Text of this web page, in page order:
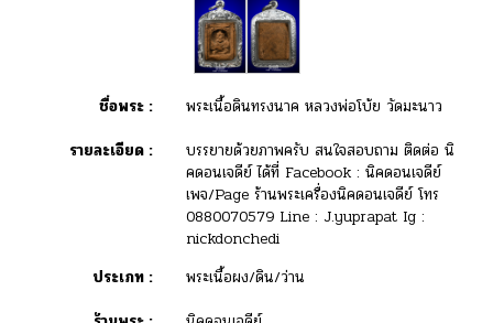
ชื่อพระ :
พระเนื้อดินทรงนาค หลวงพ่อโบ้ย วัดมะนาว
รายละเอียด :
บรรยายด้วยภาพครับ สนใจสอบถาม ติดต่อ นิ
คดอนเจดีย์ ได้ที่ Facebook : นิคดอนเจดีย์
เพจ/Page ร้านพระเครื่องนิคดอนเจดีย์ โทร
0880070579 Line : J.yuprapat Ig :
nickdonchedi
ประเภท :
พระเนื้อผง/ดิน/ว่าน